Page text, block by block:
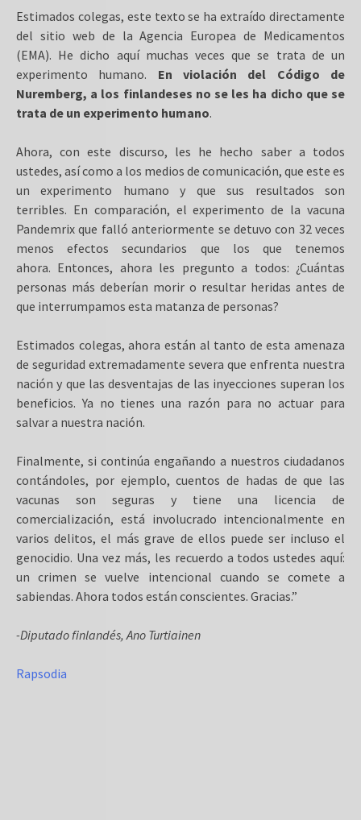
Estimados colegas, este texto se ha extraído directamente
del sitio web de la Agencia Europea de Medicamentos
(EMA). He dicho aquí muchas veces que se trata de un
experimento humano. En violación del Código de
Nuremberg, a los finlandeses no se les ha dicho que se
trata de un experimento humano.
Ahora, con este discurso, les he hecho saber a todos
ustedes, así como a los medios de comunicación, que este es
un experimento humano y que sus resultados son
terribles. En comparación, el experimento de la vacuna
Pandemrix que falló anteriormente se detuvo con 32 veces
menos efectos secundarios que los que tenemos
ahora. Entonces, ahora les pregunto a todos: ¿Cuántas
personas más deberían morir o resultar heridas antes de
que interrumpamos esta matanza de personas?
Estimados colegas, ahora están al tanto de esta amenaza
de seguridad extremadamente severa que enfrenta nuestra
nación y que las desventajas de las inyecciones superan los
beneficios. Ya no tienes una razón para no actuar para
salvar a nuestra nación.
Finalmente, si continúa engañando a nuestros ciudadanos
contándoles, por ejemplo, cuentos de hadas de que las
vacunas son seguras y tiene una licencia de
comercialización, está involucrado intencionalmente en
varios delitos, el más grave de ellos puede ser incluso el
genocidio. Una vez más, les recuerdo a todos ustedes aquí:
un crimen se vuelve intencional cuando se comete a
sabiendas. Ahora todos están conscientes. Gracias.”
-Diputado finlandés, Ano Turtiainen
Rapsodia